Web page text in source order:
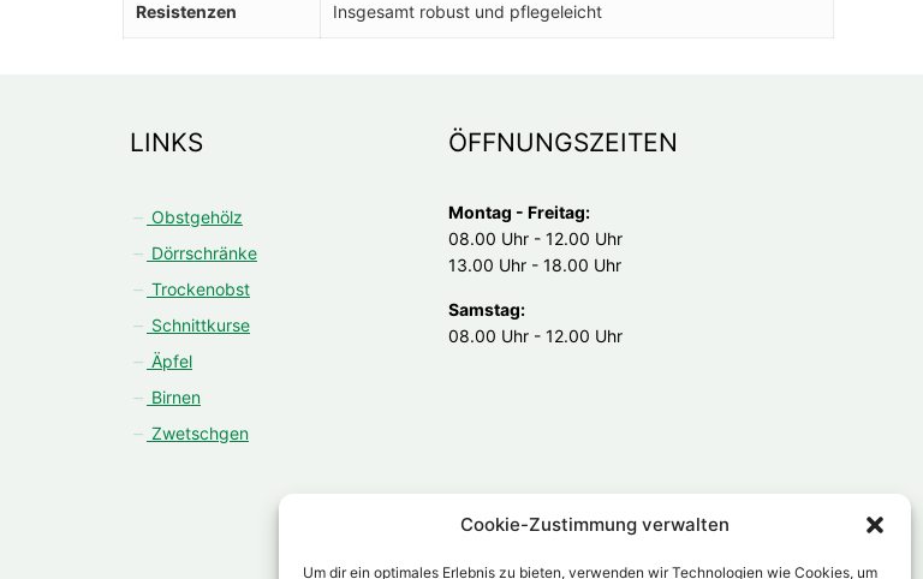
Cookie-Zustimmung verwalten
Um dir ein optimales Erlebnis zu bieten, verwenden wir Technologien wie Cookies, um
Resistenzen Insgesamt robust und pflegeleicht
LINKS
Obstgehölz
Dörrschränke
Trockenobst
Schnittkurse
Äpfel
Birnen
Zwetschgen
ÖFFNUNGSZEITEN
Montag - Freitag:
08.00 Uhr - 12.00 Uhr
13.00 Uhr - 18.00 Uhr
Samstag:
08.00 Uhr - 12.00 Uhr